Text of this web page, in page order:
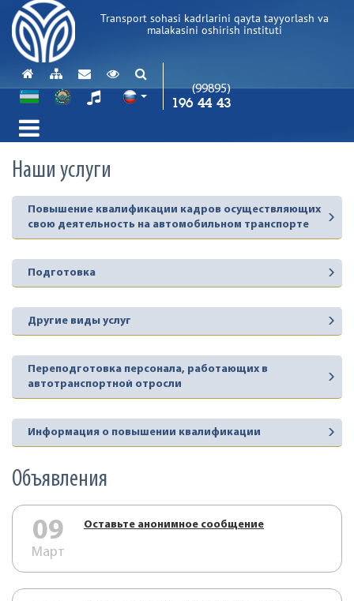
Transport sohasi kadrlarini qayta tayyorlash va
malakasini oshirish instituti
(99895)
196 44 43
Наши услуги
Повышение квалификации кадров осуществляющих
свою деятельность на автомобильном транспорте
Подготовка
Другие виды услуг
Переподготовка персонала, работающих в
автотранспортной отросли
Информация о повышении квалификации
Объявления
09
Март
Оставьте анонимное сообщение